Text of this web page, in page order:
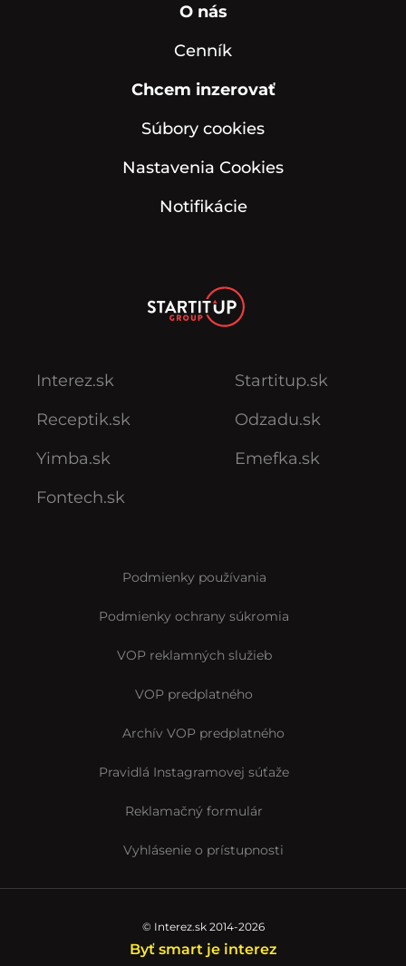
O nás
Cenník
Chcem inzerovať
Súbory cookies
Nastavenia Cookies
Notifikácie
Interez.sk
Receptik.sk
Yimba.sk
Fontech.sk
Startitup.sk
Odzadu.sk
Emefka.sk
Podmienky používania
Podmienky ochrany súkromia
VOP reklamných služieb
VOP predplatného
Archív VOP predplatného
Pravidlá Instagramovej súťaže
Reklamačný formulár
Vyhlásenie o prístupnosti
© Interez.sk 2014-2026
Byť smart je interez